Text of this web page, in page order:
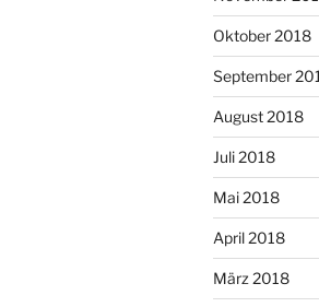
Oktober 2018
September
August 2018
Juli 2018
Mai 2018
April 2018
März 2018